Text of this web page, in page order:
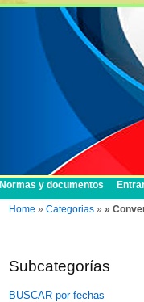
Normas y documentos
Home » Categorias » »
Subcategorías
BUSCAR por fechas